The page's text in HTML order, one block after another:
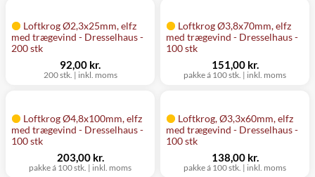
Loftkrog Ø2,3x25mm, elfz
med trægevind - Dresselhaus -
200 stk
200 stk. | inkl. moms
92,00 kr.
Loftkrog Ø3,8x70mm, elfz
med trægevind - Dresselhaus -
100 stk
pakke á 100 stk. | inkl. moms
151,00 kr.
Loftkrog Ø4,8x100mm, elfz
med trægevind - Dresselhaus -
100 stk
pakke á 100 stk. | inkl. moms
203,00 kr.
Loftkrog, Ø3,3x60mm, elfz
med trægevind - Dresselhaus -
100 stk
pakke á 100 stk. | inkl. moms
138,00 kr.